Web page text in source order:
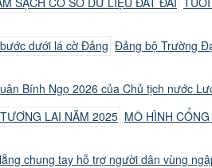
Đảng bộ Trường
Bính Ngọ 2026 của Chủ tịch nước
MÔ HÌNH
chung tay hỗ trợ người dân vùng